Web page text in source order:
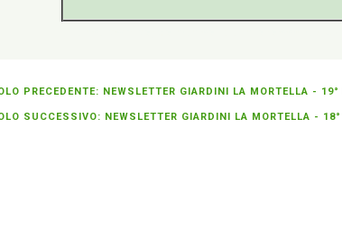
PRECEDENTE: NEWSLETTER GIARDINI LA MORTELLA -
SUCCESSIVO: NEWSLETTER GIARDINI LA MORTELLA -